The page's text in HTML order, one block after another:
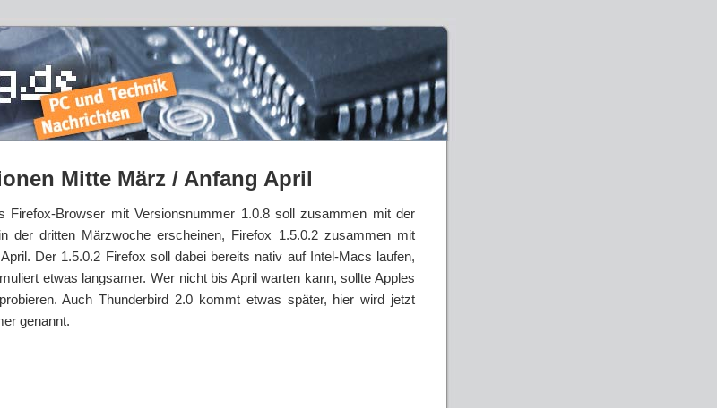
Mitte März / Anfang April
Firefox-Browser mit Versionsnummer 1.0.8 soll zusammen mit der
der dritten Märzwoche erscheinen, Firefox 1.5.0.2 zusammen mit
Der 1.5.0.2 Firefox soll dabei bereits nativ auf Intel-Macs laufen,
etwas langsamer. Wer nicht bis April warten kann, sollte Apples
Auch Thunderbird 2.0 kommt etwas später, hier wird jetzt
genannt.